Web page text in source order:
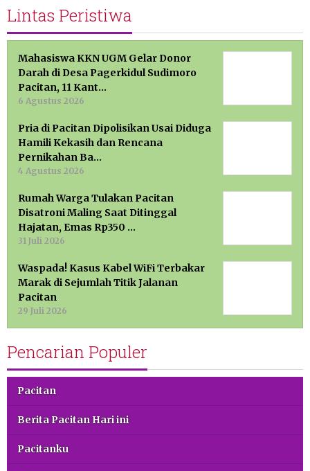
Lintas Peristiwa
Mahasiswa KKN UGM Gelar Donor
Darah di Desa Pagerkidul Sudimoro
Pacitan, 11 Kant…
6 Agustus 2026
Pria di Pacitan Dipolisikan Usai Diduga
Hamili Kekasih dan Rencana
Pernikahan Ba…
4 Agustus 2026
Rumah Warga Tulakan Pacitan
Disatroni Maling Saat Ditinggal
Hajatan, Emas Rp350 …
31 Juli 2026
Waspada! Kasus Kabel WiFi Terbakar
Marak di Sejumlah Titik Jalanan
Pacitan
29 Juli 2026
Pencarian Populer
Pacitan
Berita Pacitan Hari ini
Pacitanku